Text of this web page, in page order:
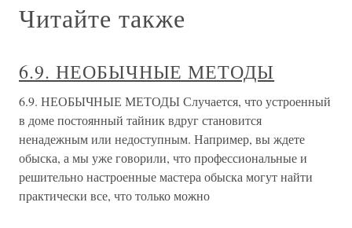
Читайте также
6.9. НЕОБЫЧНЫЕ МЕТОДЫ
6.9. НЕОБЫЧНЫЕ МЕТОДЫ Случается, что устроенный
в доме постоянный тайник вдруг становится
ненадежным или недоступным. Например, вы ждете
обыска, а мы уже говорили, что профессиональные и
решительно настроенные мастера обыска могут найти
практически все, что только можно